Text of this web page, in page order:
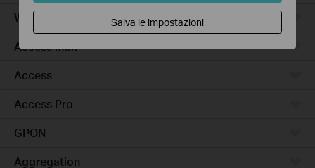
Wireless Bridge
Access Max
Access
Access Pro
GPON
Aggregation
Salva le impostazioni